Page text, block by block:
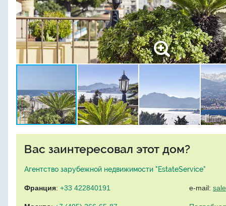
Вас заинтересовал этот дом?
Агентство зарубежной недвижимости "EstateService"
Франция: +33 422840191 e-mail: